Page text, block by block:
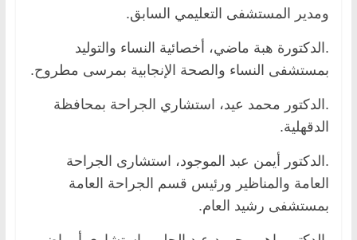
ومدير المستشفى التعليمي السابق.
.الدكتورة هبة ماضي، أخصائية النساء والتوليد
بمستشفى النساء والصحة الإنجابية بمرسى مطروح.
.الدكتور محمد عيد، استشاري الجراحة بمحافظة
الدقهلية.
.الدكتور أيمن عبد الموجود، استشارى الجراحة
العامة والمناظير ورئيس قسم الجراحة العامة
بمستشفى رشيد العام.